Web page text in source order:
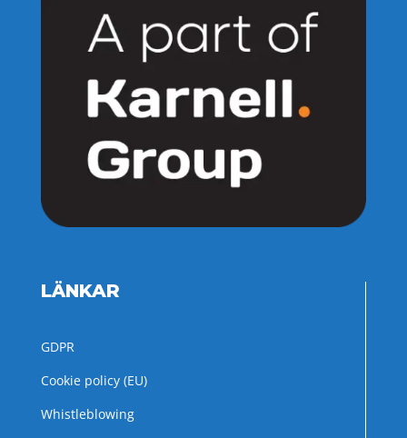
LÄNKAR
GDPR
Cookie policy (EU)
Whistleblowing